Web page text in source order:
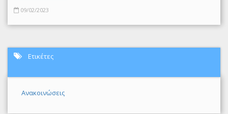
09/02/2023
Ετικέτες
Ανακοινώσεις